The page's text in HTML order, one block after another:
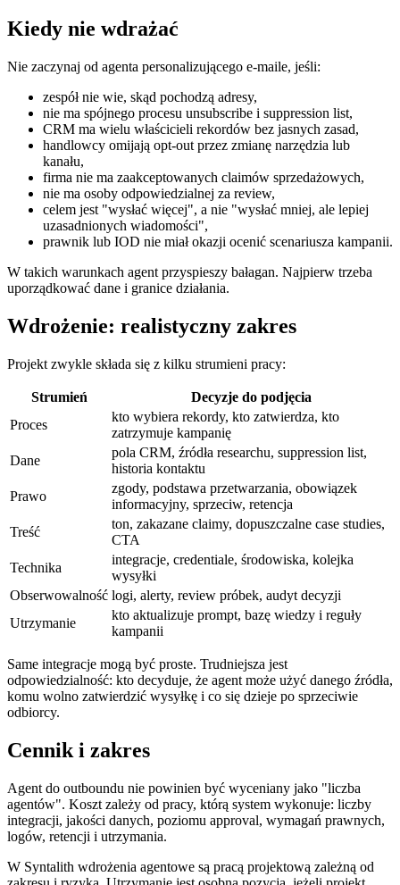
Kiedy nie wdrażać
Nie zaczynaj od agenta personalizującego e-maile, jeśli:
zespół nie wie, skąd pochodzą adresy,
nie ma spójnego procesu unsubscribe i suppression list,
CRM ma wielu właścicieli rekordów bez jasnych zasad,
handlowcy omijają opt-out przez zmianę narzędzia lub
kanału,
firma nie ma zaakceptowanych claimów sprzedażowych,
nie ma osoby odpowiedzialnej za review,
celem jest "wysłać więcej", a nie "wysłać mniej, ale lepiej
uzasadnionych wiadomości",
prawnik lub IOD nie miał okazji ocenić scenariusza kampanii.
W takich warunkach agent przyspieszy bałagan. Najpierw trzeba
uporządkować dane i granice działania.
Wdrożenie: realistyczny zakres
Projekt zwykle składa się z kilku strumieni pracy:
Strumień
Decyzje do podjęcia
Proces
kto wybiera rekordy, kto zatwierdza, kto
zatrzymuje kampanię
Dane
pola CRM, źródła researchu, suppression list,
historia kontaktu
Prawo
zgody, podstawa przetwarzania, obowiązek
informacyjny, sprzeciw, retencja
Treść
ton, zakazane claimy, dopuszczalne case studies,
CTA
Technika
integracje, credentiale, środowiska, kolejka
wysyłki
Obserwowalność logi, alerty, review próbek, audyt decyzji
Utrzymanie
kto aktualizuje prompt, bazę wiedzy i reguły
kampanii
Same integracje mogą być proste. Trudniejsza jest
odpowiedzialność: kto decyduje, że agent może użyć danego źródła,
komu wolno zatwierdzić wysyłkę i co się dzieje po sprzeciwie
odbiorcy.
Cennik i zakres
Agent do outboundu nie powinien być wyceniany jako "liczba
agentów". Koszt zależy od pracy, którą system wykonuje: liczby
integracji, jakości danych, poziomu approval, wymagań prawnych,
logów, retencji i utrzymania.
W Syntalith wdrożenia agentowe są pracą projektową zależną od